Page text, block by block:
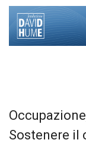
Sostenere il